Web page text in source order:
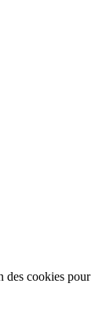
des cookies pour